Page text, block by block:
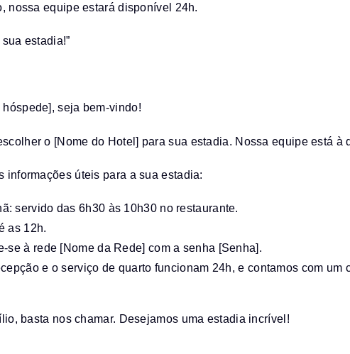
nossa equipe estará disponível 24h.
estadia!”
hóspede], seja bem-vindo!
o [Nome do Hotel] para sua estadia. Nossa equipe está
informações úteis para a sua estadia:
servido das 6h30 às 10h30 no restaurante.
as 12h.
se à rede [Nome da Rede] com a senha [Senha].
e o serviço de quarto funcionam 24h, e contamos com
basta nos chamar. Desejamos uma estadia incrível!